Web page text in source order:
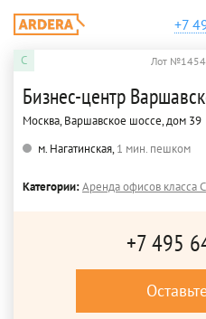
+7
C Лот №1454
Бизнес-центр
Москва, Варшавское шоссе, дом 39
м. Нагатинская,1 мин. пешком
Категории:Аренда офисов класса C
+7 495